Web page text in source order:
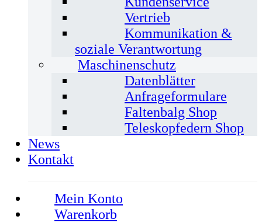
Vertrieb
Kommunikation &
soziale Verantwortung
Maschinenschutz
Datenblätter
Anfrageformulare
Faltenbalg Shop
Teleskopfedern Shop
News
Kontakt
Mein Konto
Warenkorb